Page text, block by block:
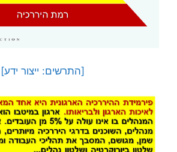
[התרשים: ייצור ידע]